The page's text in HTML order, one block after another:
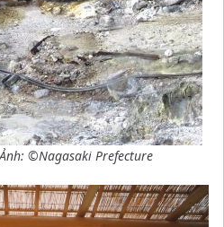
©Nagasaki Prefecture